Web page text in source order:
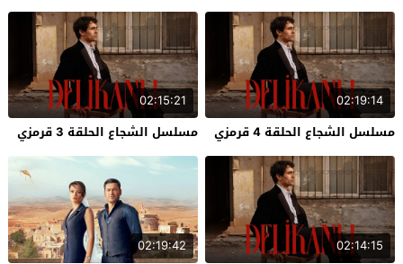
02:19:14
مسلسل الشجاع الحلقة 4 قرمزي
02:15:21
مسلسل الشجاع الحلقة 3 قرمزي
02:14:15
02:19:42